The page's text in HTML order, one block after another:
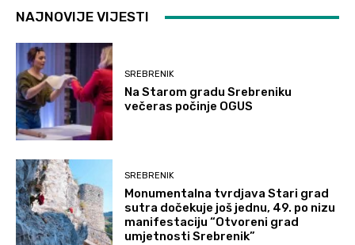
NAJNOVIJE VIJESTI
SREBRENIK
Na Starom gradu Srebreniku
večeras počinje OGUS
SREBRENIK
Monumentalna tvrdjava Stari grad
sutra dočekuje još jednu, 49. po nizu
manifestaciju “Otvoreni grad
umjetnosti Srebrenik”